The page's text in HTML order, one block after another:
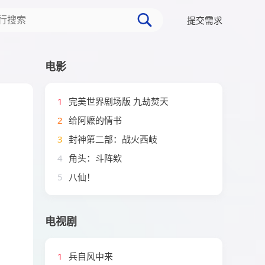
提交需求
电影
1
完美世界剧场版 九劫焚天
2 给阿嬷的情书
3 封神第二部：战火西岐
4 角头：斗阵欸
5 八仙！
电视剧
1 兵自风中来